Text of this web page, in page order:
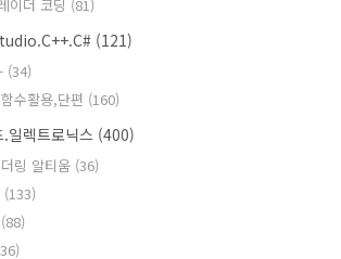
이더 코딩 (81)
(121)
(34)
수활용,단편 (160)
.일렉트로닉스 (400)
링 알티움 (36)
(133)
(88)